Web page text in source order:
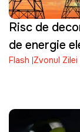
Risc de
de energie
Flash Zvonul Zilei